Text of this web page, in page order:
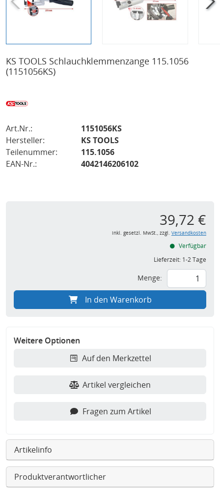
KS TOOLS Schlauchklemmenzange 115.1056
(1151056KS)
Art.Nr.:
1151056KS
Hersteller:
KS TOOLS
Teilenummer:
115.1056
EAN-Nr.:
4042146206102
39,72 €
inkl. gesetzl. MwSt., zzgl. Versandkosten
Verfügbar
Lieferzeit: 1-2 Tage
Menge:
In den Warenkorb
Weitere Optionen
Auf den Merkzettel
Artikel vergleichen
Fragen zum Artikel
Artikelinfo
Produktverantwortlicher